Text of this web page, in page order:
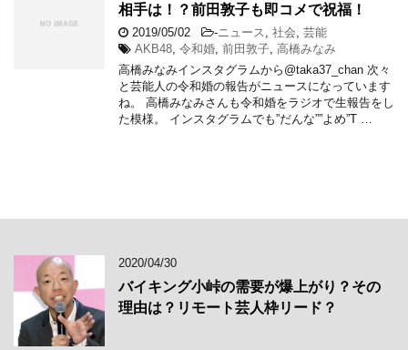
相手は！？前田敦子も即コメで祝福！
2019/05/02 -ニュース 社会 芸能
AKB48 令和婚 前田敦子 高橋みなみ
高橋みなみインスタグラムから@taka37_chan 次々
と芸能人の令和婚の報告がニュースになっています
ね。 高橋みなみさんも令和婚をラジオで生報告をし
た模様。 インスタグラムでも”だんな””よめ”T …
2020/04/30
バイキング小峠の需要が爆上がり？その
理由は？リモート芸人枠リード？